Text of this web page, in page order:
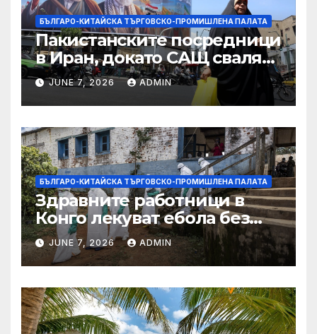
БЪЛГАРО-КИТАЙСКА ТЪРГОВСКО-ПРОМИШЛЕНА ПАЛАТА
Пакистанските посредници
в Иран, докато САЩ свалят
дронове, Ливан търси мир
JUNE 7, 2026 ADMIN
БЪЛГАРО-КИТАЙСКА ТЪРГОВСКО-ПРОМИШЛЕНА ПАЛАТА
Здравните работници в
Конго лекуват ебола без
заплащане, докато СЗО
търси ресурси
JUNE 7, 2026 ADMIN